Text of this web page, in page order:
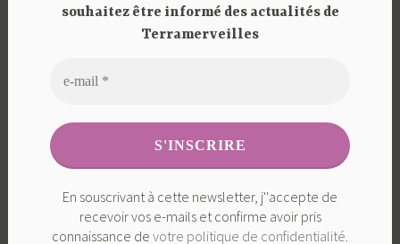
souhaitez être informé des actualités de
Terramerveilles
En souscrivant à cette newsletter, j''accepte de
recevoir vos e-mails et confirme avoir pris
connaissance de votre politique de confidentialité